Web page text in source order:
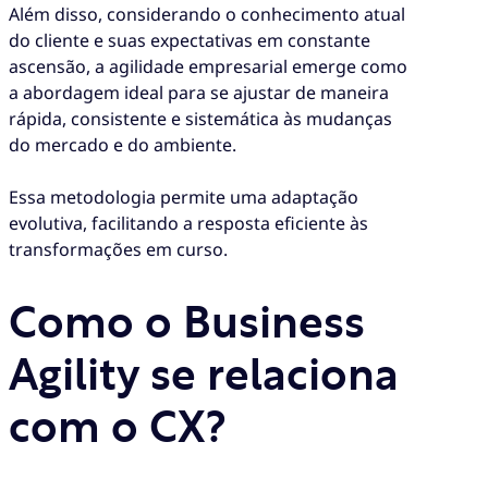
Além disso, considerando o conhecimento atual
do cliente e suas expectativas em constante
ascensão, a agilidade empresarial emerge como
a abordagem ideal para se ajustar de maneira
rápida, consistente e sistemática às mudanças
do mercado e do ambiente.
Essa metodologia permite uma adaptação
evolutiva, facilitando a resposta eficiente às
transformações em curso.
Como o Business
Agility se relaciona
com o CX?